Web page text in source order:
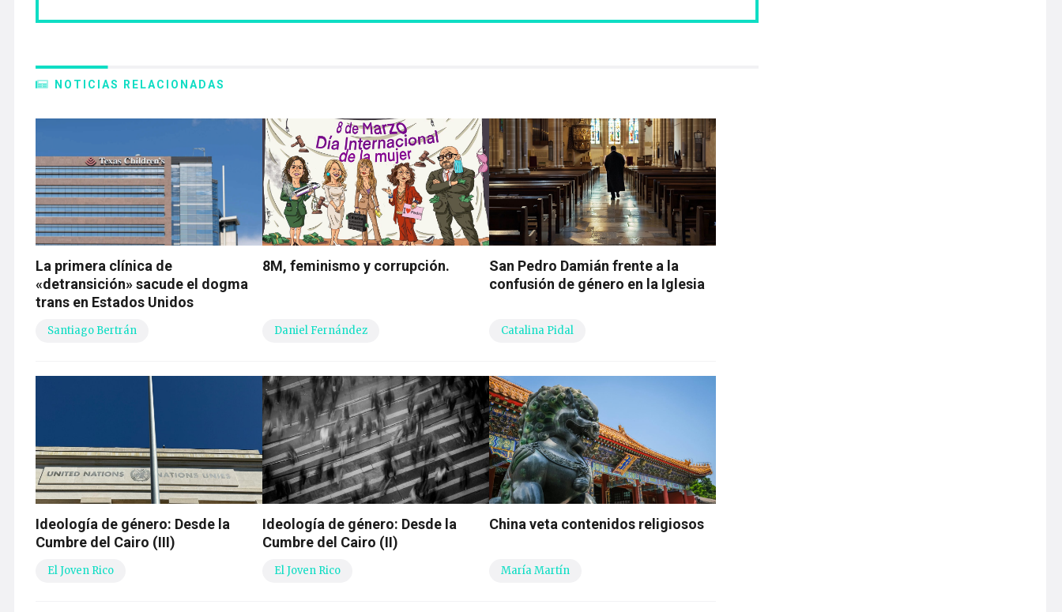
NOTICIAS RELACIONADAS
La primera clínica de
«detransición» sacude el dogma
trans en Estados Unidos
Santiago Bertrán
8M, feminismo y corrupción.
Daniel Fernández
San Pedro Damián frente a la
confusión de género en la Iglesia
Catalina Pidal
Ideología de género: Desde la
Cumbre del Cairo (III)
El Joven Rico
Ideología de género: Desde la
Cumbre del Cairo (II)
El Joven Rico
China veta contenidos religiosos
María Martín